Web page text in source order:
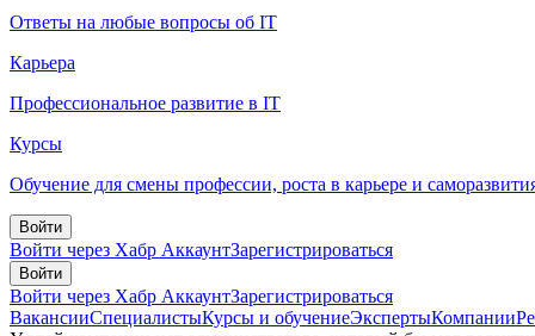
Ответы на любые вопросы об IT
Карьера
Профессиональное развитие в IT
Курсы
Обучение для смены профессии, роста в карьере и
Войти
Войти через Хабр АккаунтЗарегистрироваться
Войти
Войти через Хабр АккаунтЗарегистрироваться
ВакансииСпециалистыКурсы и обучениеЭкспертыКомпании